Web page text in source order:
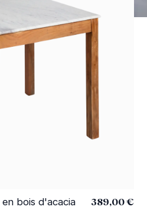
bois d'acacia
389,00 €